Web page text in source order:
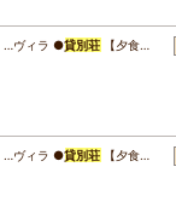
…ヴィラ ●貸別荘 【夕食…
…ヴィラ ●貸別荘 【夕食…